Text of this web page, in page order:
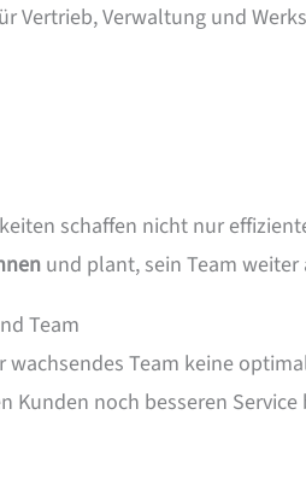
Vertrieb, Verwaltung und
schaffen nicht nur
und plant, sein Team weiter
Team
Team keine
Kunden noch besseren